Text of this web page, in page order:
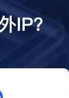
IP？